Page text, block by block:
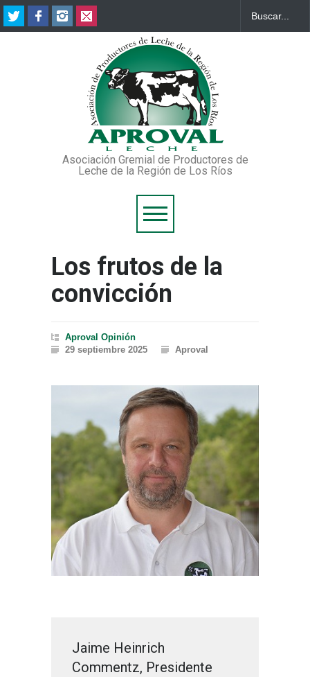
Asociación Gremial de Productores de
Leche de la Región de Los Ríos
Los frutos de la
convicción
Aproval Opinión
29 septiembre 2025
Aproval
Jaime Heinrich
Commentz, Presidente